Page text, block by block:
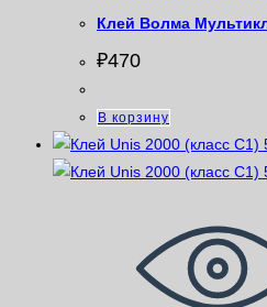
Клей Волма
₽470
В корзину